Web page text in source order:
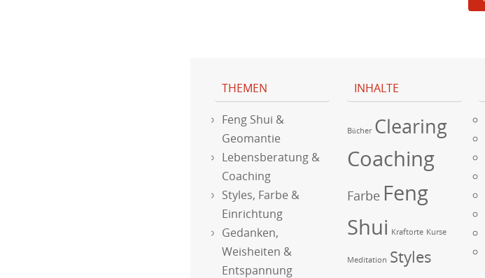
THEMEN
Feng Shui &
Geomantie
Lebensberatung &
Coaching
Styles, Farbe &
Einrichtung
Gedanken,
Weisheiten &
Entspannung
INHALTE
Bücher Clearing
Coaching
Farbe Feng
Shui Kraftorte Kurse
Meditation Styles